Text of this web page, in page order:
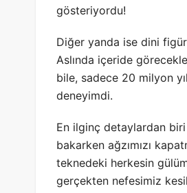
gösteriyordu!
Diğer yanda ise dini
Aslında içeride
bile, sadece 20 milyon
deneyimdi.
En ilginç detaylardan
bakarken ağzımızı
teknedeki herkesin
gerçekten nefesimiz